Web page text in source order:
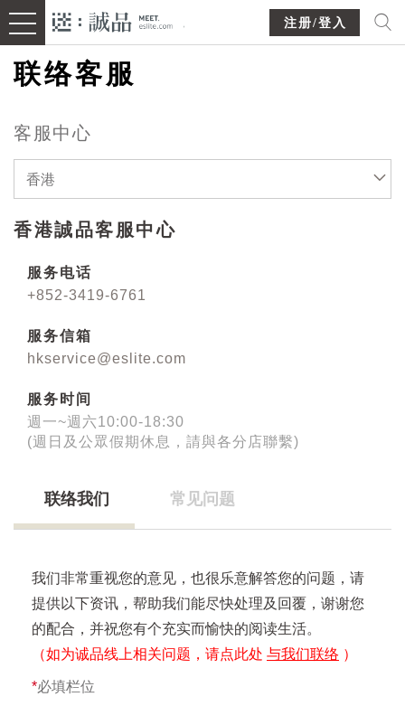
注册/登入
联络客服
客服中心
香港
香港誠品客服中心
服务电话
+852-3419-6761
服务信箱
hkservice@eslite.com
服务时间
週一~週六10:00-18:30
(週日及公眾假期休息，請與各分店聯繫)
联络我们 常见问题
我们非常重视您的意见，也很乐意解答您的问题，请
提供以下资讯，帮助我们能尽快处理及回覆，谢谢您
的配合，并祝您有个充实而愉快的阅读生活。
（如为诚品线上相关问题，请点此处 与我们联络 ）
*必填栏位